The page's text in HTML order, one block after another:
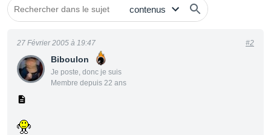
Biboulon
Je poste, donc je suis
Membre depuis 22 ans
27 Février 2005 à 19:47 #2